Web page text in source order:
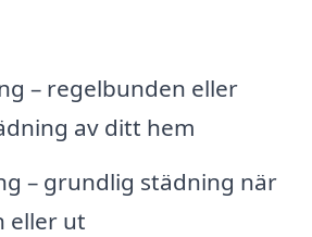
– regelbunden eller
av ditt hem
– grundlig städning när
eller ut